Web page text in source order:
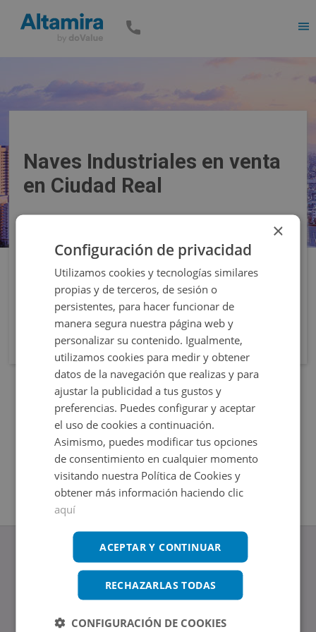
Naves Industriales en venta
en Ciudad Real
Filtros
www.altamirainmuebles.com
Edificio Skylight
Avenida de Manoteras 14-16, 28050, Madrid
×
Configuración de privacidad
Utilizamos cookies y tecnologías similares
propias y de terceros, de sesión o
persistentes, para hacer funcionar de
manera segura nuestra página web y
personalizar su contenido. Igualmente,
utilizamos cookies para medir y obtener
datos de la navegación que realizas y para
ajustar la publicidad a tus gustos y
preferencias. Puedes configurar y aceptar
el uso de cookies a continuación.
Asimismo, puedes modificar tus opciones
de consentimiento en cualquier momento
visitando nuestra Política de Cookies y
obtener más información haciendo clic
aquí
ACEPTAR Y CONTINUAR
RECHAZARLAS TODAS
CONFIGURACIÓN DE COOKIES